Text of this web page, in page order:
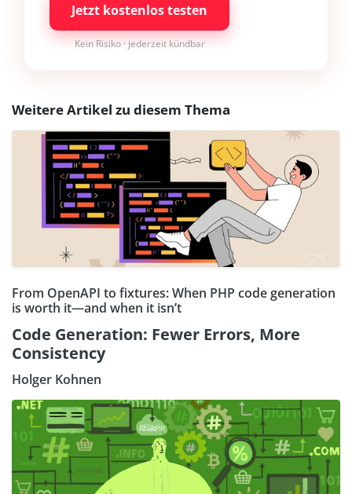
Jetzt kostenlos testen
Kein Risiko · jederzeit kündbar
Weitere Artikel zu diesem Thema
From OpenAPI to fixtures: When PHP code generation
is worth it—and when it isn’t
Code Generation: Fewer Errors, More
Consistency
Holger Kohnen